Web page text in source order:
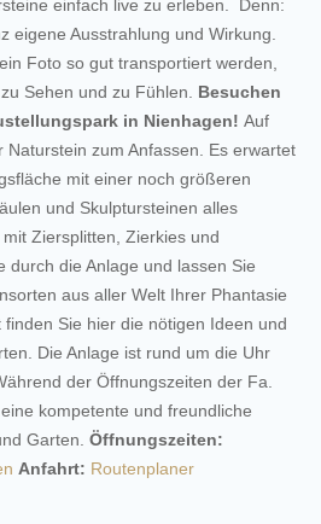
einfach live zu erleben. Denn:
eigene Ausstrahlung und Wirkung.
Foto so gut transportiert werden,
Sehen und zu Fühlen. Besuchen
in Nienhagen! Auf
Naturstein zum Anfassen. Es erwartet
mit einer noch größeren
und Skulptursteinen alles
Ziersplitten, Zierkies und
durch die Anlage und lassen Sie
aus aller Welt Ihrer Phantasie
Sie hier die nötigen Ideen und
Die Anlage ist rund um die Uhr
der Öffnungszeiten der Fa.
kompetente und freundliche
Garten. Öffnungszeiten:
Anfahrt: Routenplaner